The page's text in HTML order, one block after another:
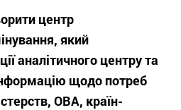
центр
який
аналітичного центру та
щодо потреб
ОВА, країн-